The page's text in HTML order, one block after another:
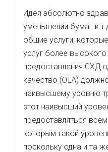
Идея абсолютно
уменьшении бумаг и
общие услуги,
услуг более высокого
предоставления СХД
качество (OLA)
наивысшему уровню
этот наивысший
предоставляться
которым такой
поскольку одна и та